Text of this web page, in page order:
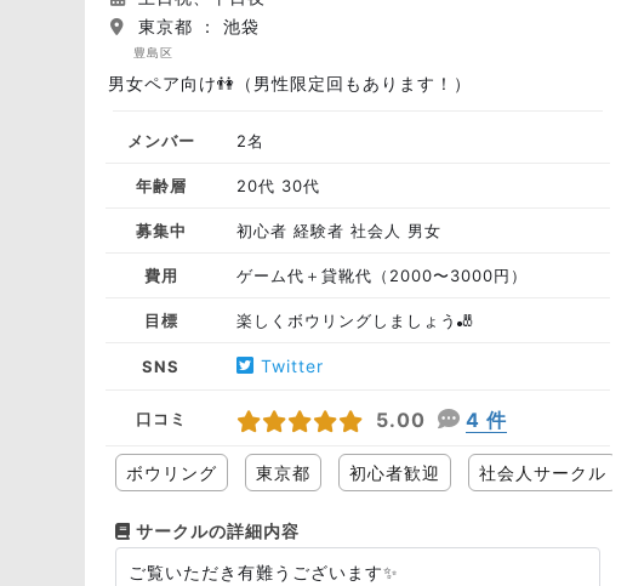
東京都 ： 池袋
豊島区
男女ペア向け👫（男性限定回もあります！）
メンバー 2名
年齢層 20代 30代
募集中 初心者 経験者 社会人 男女
費用 ゲーム代＋貸靴代（2000〜3000円）
目標 楽しくボウリングしましょう🎳
SNS Twitter
口コミ 5.00 4 件
ボウリング 東京都 初心者歓迎 社会人サークル
サークルの詳細内容
ご覧いただき有難うございます✨